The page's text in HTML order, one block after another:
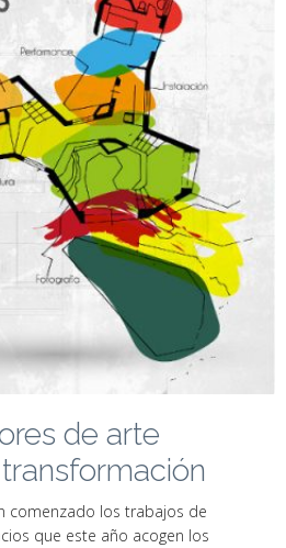
de arte
comenzado los trabajos de
que este año acogen los